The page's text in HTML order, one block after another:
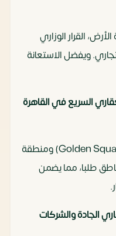
القرار الوزاري
ويفضل الاستعانة
السريع في القاهرة
تعتبر منطقة “الجولدن سكوير” (Golden Square) ومنطقة
طلبا، مما يضمن
الجادة والشركات